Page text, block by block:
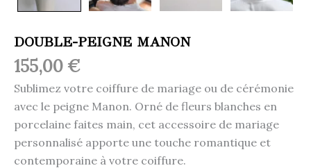
DOUBLE-PEIGNE MANON
155,00€
Sublimez votre coiffure de mariage ou de cérémonie
avec le peigne Manon. Orné de fleurs blanches en
porcelaine faites main, cet accessoire de mariage
personnalisé apporte une touche romantique et
contemporaine à votre coiffure.